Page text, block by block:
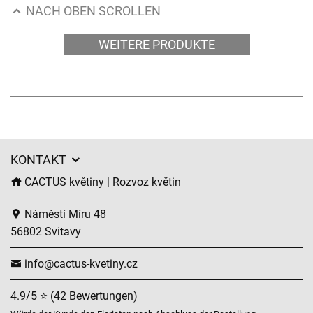
NACH OBEN SCROLLEN
WEITERE PRODUKTE
KONTAKT
CACTUS květiny | Rozvoz květin
Náměstí Míru 48
56802 Svitavy
info@cactus-kvetiny.cz
4.9/5 ⭐ (42 Bewertungen)